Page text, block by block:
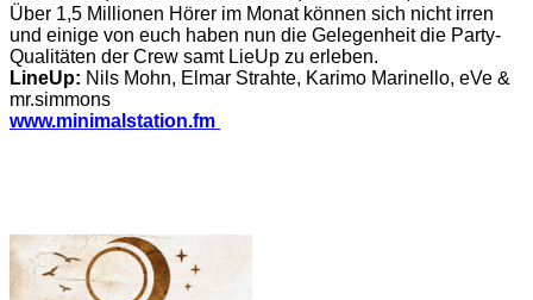
Über 1,5 Millionen Hörer im Monat können sich nicht irren
und einige von euch haben nun die Gelegenheit die Party-
Qualitäten der Crew samt LieUp zu erleben.
LineUp: Nils Mohn, Elmar Strahte, Karimo Marinello, eVe &
mr.simmons
www.minimalstation.fm